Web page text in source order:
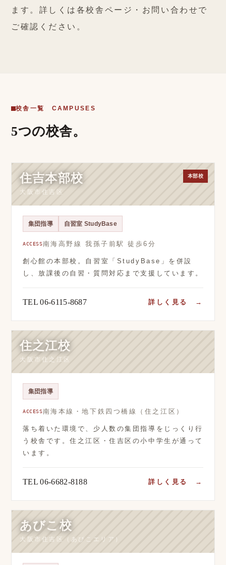
ます。詳しくは各校舎ページ・お問い合わせで
ご確認ください。
校舎一覧 CAMPUSES
5つの校舎。
本部校
住吉本部校
大阪市住吉区
集団指導 自習室 StudyBase
ACCESS南海高野線 我孫子前駅 徒歩6分
創心館の本部校。自習室「StudyBase」を併設
し、放課後の自習・質問対応まで支援しています。
TEL 06-6115-8687 詳しく見る →
住之江校
大阪市住之江区
集団指導
ACCESS南海本線・地下鉄四つ橋線（住之江区）
落ち着いた環境で、少人数の集団指導をじっくり行
う校舎です。住之江区・住吉区の小中学生が通って
います。
TEL 06-6682-8188 詳しく見る →
あびこ校
大阪市住吉区（あびこエリア）